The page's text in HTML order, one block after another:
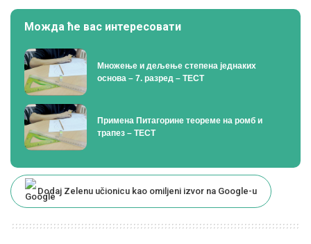
Можда ће вас интересовати
Множење и дељење степена једнаких
основа – 7. разред – ТЕСТ
Примена Питагорине теореме на ромб и
трапез – ТЕСТ
Dodaj Zelenu učionicu kao omiljeni izvor na Google-u